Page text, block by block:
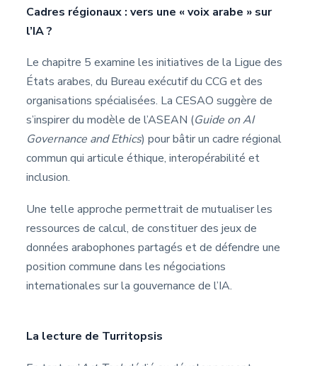
Cadres régionaux : vers une « voix arabe » sur
l’IA ?
Le chapitre 5 examine les initiatives de la Ligue des
États arabes, du Bureau exécutif du CCG et des
organisations spécialisées. La CESAO suggère de
s’inspirer du modèle de l’ASEAN (Guide on AI
Governance and Ethics) pour bâtir un cadre régional
commun qui articule éthique, interopérabilité et
inclusion.
Une telle approche permettrait de mutualiser les
ressources de calcul, de constituer des jeux de
données arabophones partagés et de défendre une
position commune dans les négociations
internationales sur la gouvernance de l’IA.
La lecture de Turritopsis